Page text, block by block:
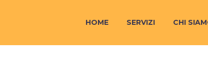
HOME SERVIZI CHI